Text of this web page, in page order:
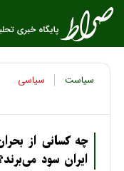
سیاست سیاسی
چه کسانی از
ایران سود